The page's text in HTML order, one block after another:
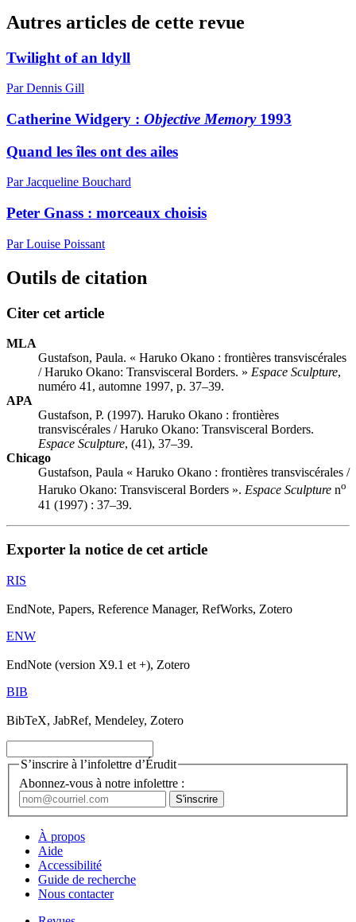
Autres articles de cette revue
Twilight of an ldyll
Par Dennis Gill
Catherine Widgery : Objective Memory1993
Quand les îles ont des ailes
Par Jacqueline Bouchard
Peter Gnass : morceaux choisis
Par Louise Poissant
Outils de citation
Citer cet article
MLA
Gustafson, Paula. « Haruko Okano : frontières transviscérales
/ Haruko Okano: Transvisceral Borders. » Espace Sculpture,
numéro 41, automne 1997, p. 37–39.
APA
Gustafson, P. (1997). Haruko Okano : frontières
transviscérales / Haruko Okano: Transvisceral Borders.
Espace Sculpture, (41), 37–39.
Chicago
Gustafson, Paula « Haruko Okano : frontières transviscérales /
Haruko Okano: Transvisceral Borders ». Espace Sculpture no
41 (1997) : 37–39.
Exporter la notice de cet article
RIS
EndNote, Papers, Reference Manager, RefWorks, Zotero
ENW
EndNote (version X9.1 et +), Zotero
BIB
BibTeX, JabRef, Mendeley, Zotero
S’inscrire à l’infolettre d’Érudit
Abonnez-vous à notre infolettre :
À propos
Aide
Accessibilité
Guide de recherche
Nous contacter